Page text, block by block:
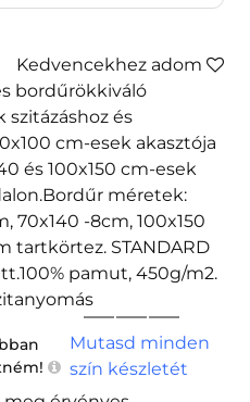
Kedvencekhez adom
bordűrökkiváló
és
cm-esek akasztója
és 100x150 cm-esek
méretek:
70x140 -8cm, 100x150
tartkörtez. STANDARD
pamut, 450g/m2.
Mutasd minden
szín készletét